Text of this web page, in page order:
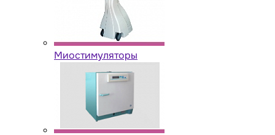
Миостимуляторы